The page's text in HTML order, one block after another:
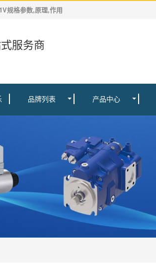
规格参数,原理,作用
服务商
品牌列表 产品中心